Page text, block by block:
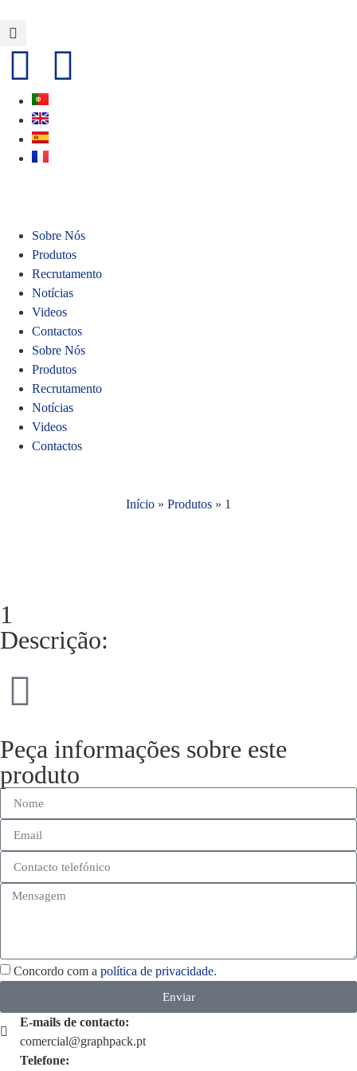
Sobre Nós
Produtos
Recrutamento
Notícias
Videos
Contactos
Sobre Nós
Produtos
Recrutamento
Notícias
Videos
Contactos
Início » Produtos » 1
1
Descrição:
Peça informações sobre este
produto
Concordo com a política de privacidade.
Enviar
E-mails de contacto:
comercial@graphpack.pt
Telefone: